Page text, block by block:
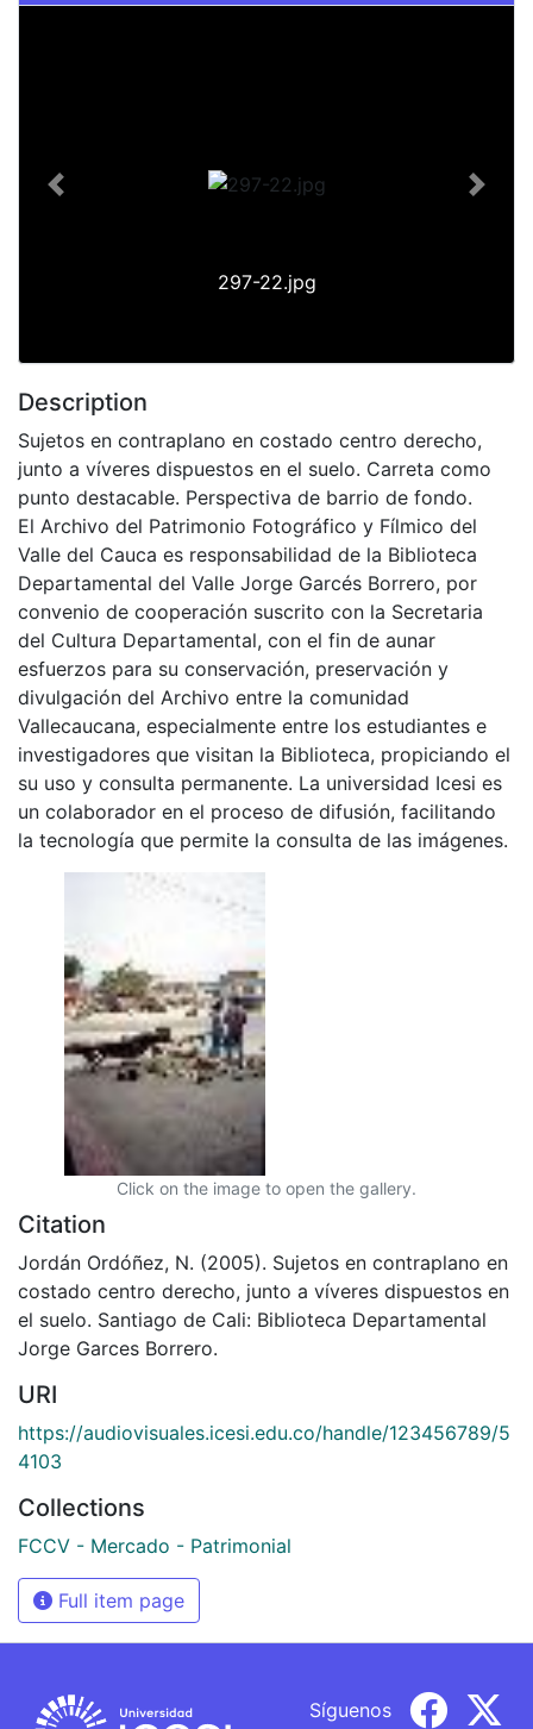
297-22.jpg
Previous Next
Description
Sujetos en contraplano en costado centro derecho,
junto a víveres dispuestos en el suelo. Carreta como
punto destacable. Perspectiva de barrio de fondo.
El Archivo del Patrimonio Fotográfico y Fílmico del
Valle del Cauca es responsabilidad de la Biblioteca
Departamental del Valle Jorge Garcés Borrero, por
convenio de cooperación suscrito con la Secretaria
del Cultura Departamental, con el fin de aunar
esfuerzos para su conservación, preservación y
divulgación del Archivo entre la comunidad
Vallecaucana, especialmente entre los estudiantes e
investigadores que visitan la Biblioteca, propiciando el
su uso y consulta permanente. La universidad Icesi es
un colaborador en el proceso de difusión, facilitando
la tecnología que permite la consulta de las imágenes.
Click on the image to open the gallery.
Citation
Jordán Ordóñez, N. (2005). Sujetos en contraplano en
costado centro derecho, junto a víveres dispuestos en
el suelo. Santiago de Cali: Biblioteca Departamental
Jorge Garces Borrero.
URI
https://audiovisuales.icesi.edu.co/handle/123456789/5
4103
Collections
FCCV - Mercado - Patrimonial
Full item page
Síguenos